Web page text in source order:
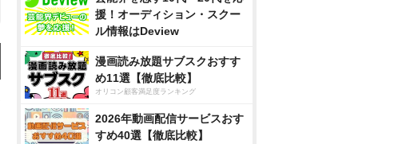
援！オーディション・スクー
ル情報はDeview
漫画読み放題サブスクおすす
め11選【徹底比較】
オリコン顧客満足度ランキング
2026年動画配信サービスおす
すめ40選【徹底比較】